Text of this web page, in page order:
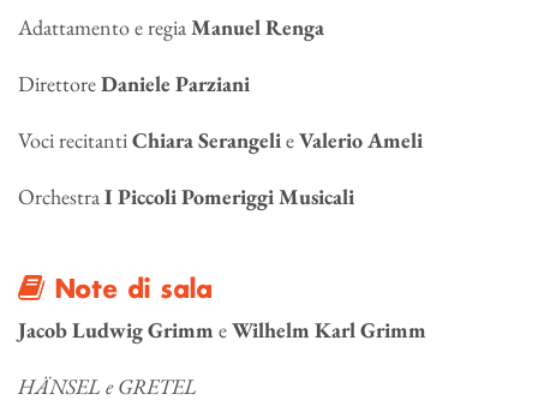
Adattamento e regiaManuel Renga
DirettoreDaniele Parziani
Voci recitantiChiara SerangelieValerio Ameli
OrchestraI Piccoli Pomeriggi Musicali
Note di sala
Jacob Ludwig Grimm eWilhelm Karl Grimm
HÄNSEL e GRETEL